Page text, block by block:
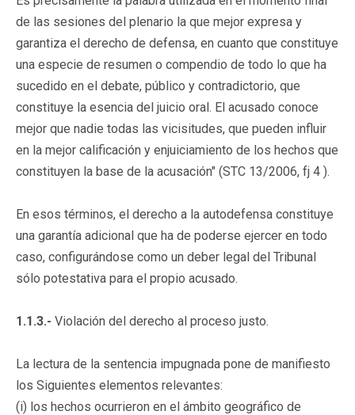
de las sesiones del plenario la que mejor expresa y
garantiza el derecho de defensa, en cuanto que constituye
una especie de resumen o compendio de todo lo que ha
sucedido en el debate, público y contradictorio, que
constituye la esencia del juicio oral. El acusado conoce
mejor que nadie todas las vicisitudes, que pueden influir
en la mejor calificación y enjuiciamiento de los hechos que
constituyen la base de la acusación" (STC 13/2006, fj 4 ).
En esos términos, el derecho a la autodefensa constituye
una garantía adicional que ha de poderse ejercer en todo
caso, configurándose como un deber legal del Tribunal
sólo potestativa para el propio acusado.
1.1.3.- Violación del derecho al proceso justo.
La lectura de la sentencia impugnada pone de manifiesto
los Siguientes elementos relevantes:
(i) los hechos ocurrieron en el ámbito geográfico de